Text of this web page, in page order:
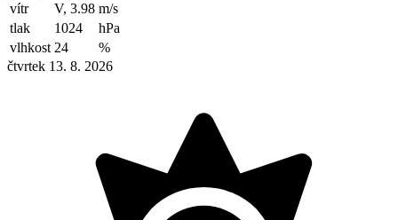
vítr
V, 3.98 m/s
tlak
1024
hPa
vlhkost 24
%
čtvrtek 13. 8. 2026